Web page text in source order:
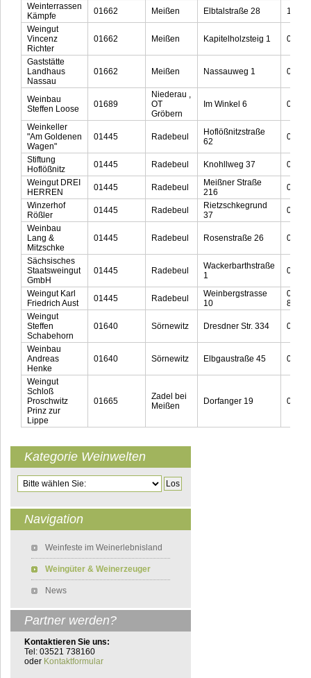
Weinterrassen
Kämpfe
01662 Meißen Elbtalstraße 28
Weingut
Vincenz
Richter
01662 Meißen Kapitelholzsteig 1
Gaststätte
Landhaus
Nassau
01662 Meißen Nassauweg 1
Weinbau
Steffen Loose
01689
Niederau ,
OT
Gröbern
Im Winkel 6
Weinkeller
"Am Goldenen
Wagen"
01445 Radebeul
Hoflößnitzstraße
62
Stiftung
Hoflößnitz
01445 Radebeul Knohllweg 37
Weingut DREI
HERREN
01445 Radebeul
Meißner Straße
216
0351-
Winzerhof
Rößler
01445 Radebeul
Rietzschkegrund
37
0172-
Weinbau
Lang &
Mitzschke
01445 Radebeul Rosenstraße 26
Sächsisches
Staatsweingut
GmbH
01445 Radebeul
Wackerbarthstraße
1
Weingut Karl
Friedrich Aust
01445 Radebeul
Weinbergstrasse
10
Weingut
Steffen
Schabehorn
01640 Sörnewitz Dresdner Str. 334
Weinbau
Andreas
Henke
01640 Sörnewitz Elbgaustraße 45
Weingut
Schloß
Proschwitz
Prinz zur
Lippe
01665
Zadel bei
Meißen
Dorfanger 19
Kategorie Weinwelten
Zielseite
Navigation
Weinfeste im Weinerlebnisland
Weingüter & Weinerzeuger
News
Partner werden?
Kontaktieren Sie uns:
Tel: 03521 738160
oder Kontaktformular